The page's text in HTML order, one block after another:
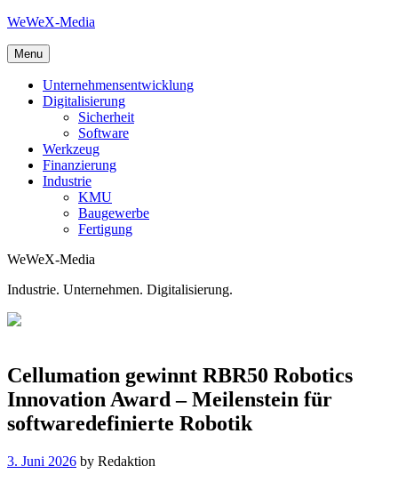
Skip
content
WeWeX-Media
Menu
Unternehmensentwicklung
Digitalisierung
Sicherheit
Software
Werkzeug
Finanzierung
Industrie
KMU
Baugewerbe
Fertigung
WeWeX-Media
Industrie. Unternehmen. Digitalisierung.
Cellumation gewinnt RBR50 Robotics
Innovation Award – Meilenstein für
softwaredefinierte Robotik
3. Juni 2026 by Redaktion